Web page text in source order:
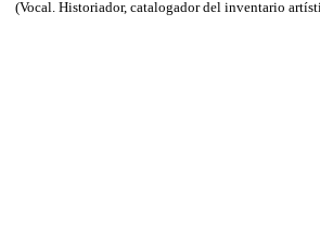
(Vocal. Historiador, catalogador del inventario